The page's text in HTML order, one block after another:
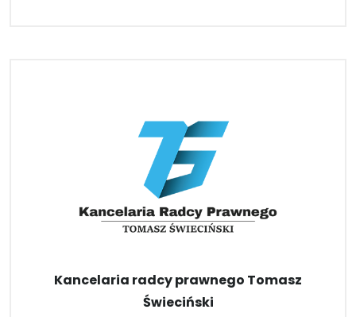
Kancelaria radcy prawnego Tomasz
Świeciński